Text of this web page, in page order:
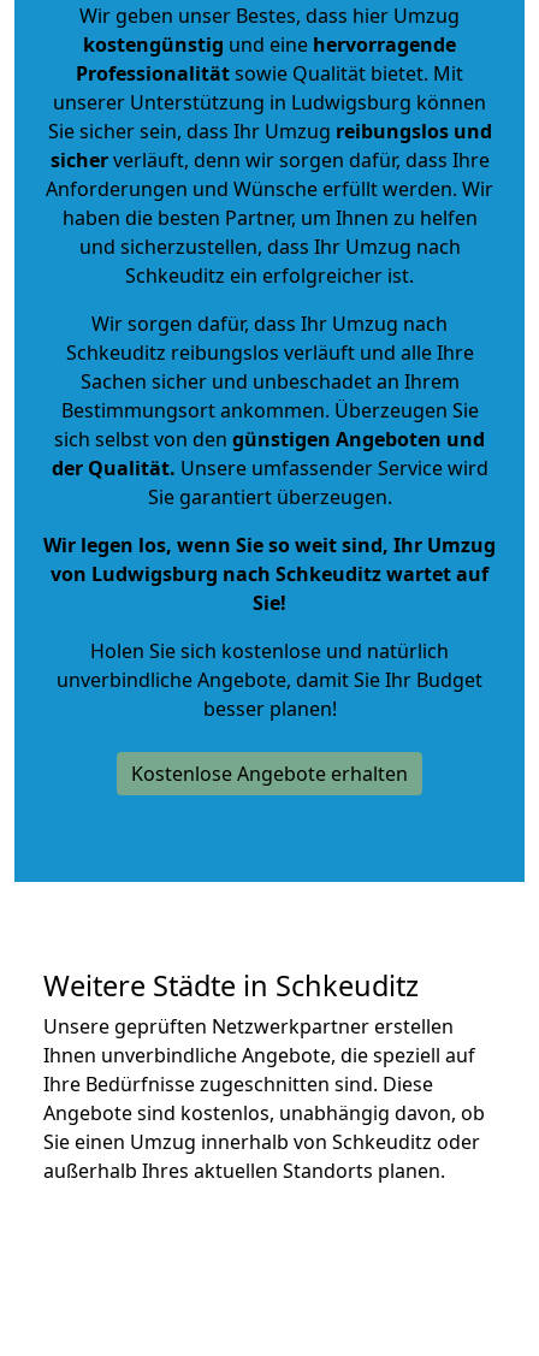
Wir geben unser Bestes, dass hier Umzug
kostengünstig und eine hervorragende
Professionalitätsowie Qualität bietet. Mit
unserer Unterstützung in Ludwigsburg können
Sie sicher sein, dass Ihr Umzug reibungslos und
sicherverläuft, denn wir sorgen dafür, dass Ihre
Anforderungen und Wünsche erfüllt werden. Wir
haben die besten Partner, um Ihnen zu helfen
und sicherzustellen, dass Ihr Umzug nach
Schkeuditz ein erfolgreicher ist.
Wir sorgen dafür, dass Ihr Umzug nach
Schkeuditz reibungslos verläuft und alle Ihre
Sachen sicher und unbeschadet an Ihrem
Bestimmungsort ankommen. Überzeugen Sie
sich selbst von den günstigen Angeboten und
der Qualität. Unsere umfassender Service wird
Sie garantiert überzeugen.
Wir legen los, wenn Sie so weit sind, Ihr Umzug
von Ludwigsburg nach Schkeuditz wartet auf
Sie!
Holen Sie sich kostenlose und natürlich
unverbindliche Angebote, damit Sie Ihr Budget
besser planen!
Kostenlose Angebote erhalten
Weitere Städte in Schkeuditz
Unsere geprüften Netzwerkpartner erstellen
Ihnen unverbindliche Angebote, die speziell auf
Ihre Bedürfnisse zugeschnitten sind. Diese
Angebote sind kostenlos, unabhängig davon, ob
Sie einen Umzug innerhalb von Schkeuditz oder
außerhalb Ihres aktuellen Standorts planen.